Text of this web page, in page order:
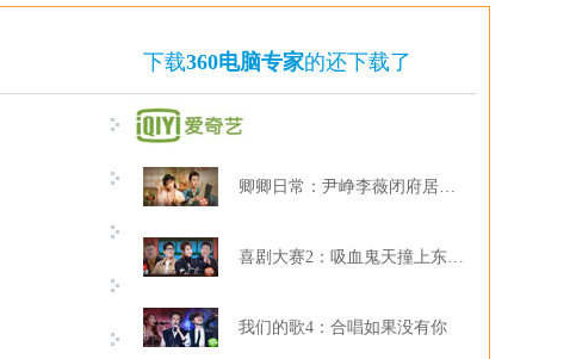
下载360电脑专家的还下载了
卿卿日常：尹峥李薇闭府居家打牌
喜剧大赛2：吸血鬼天撞上东北波er
我们的歌4：合唱如果没有你